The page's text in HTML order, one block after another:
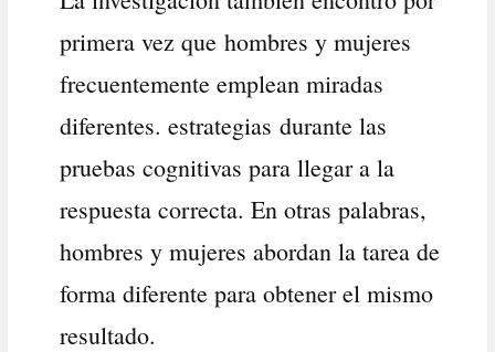
primera vez que hombres y mujeres
frecuentemente emplean miradas
diferentes. estrategias durante las
pruebas cognitivas para llegar a la
respuesta correcta. En otras palabras,
hombres y mujeres abordan la tarea de
forma diferente para obtener el mismo
resultado.